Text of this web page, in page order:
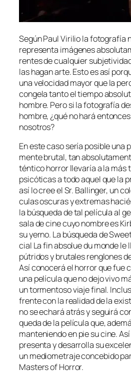
Según Paul Virilio la fo­to­gra­fía
re­pre­sen­ta imá­ge­nes
ren­tes de cual­quier
las ha­gan ar­te. Esto es así
una ve­lo­ci­dad ma­yor que la
con­ge­la tan­to el tiem­po
hom­bre. Pero si la fo­to­gra­fía
hom­bre, ¿qué no ha­rá
nosotros?
En es­te ca­so se­ría po­si­ble
men­te bru­tal, tan
tén­ti­co ho­rror lle­va­ría a la más
psi­có­ti­cas a to­do aquel que la
así lo cree el Sr. Ballinger, un
cu­las os­cu­ras y ex­tre­mas
la bús­que­da de tal pe­lí­cu­la al
sa­la de ci­ne cu­yo nom­bre es
su yerno. La bús­que­da de
cial La fin ab­so­lue du mon­de le
pú­tri­dos y bru­ta­les ren­glo­nes
Así co­no­ce­rá el ho­rror que fue
una pe­lí­cu­la que no de­jo vi­vo
un tor­men­to­so via­je fi­nal.
fren­te con la reali­dad de la
no se echa­rá atrás y se­gui­rá
que­da de la pe­lí­cu­la que,
man­te­nien­do en pie su ci­ne.
pre­sen­ta y de­sa­rro­lla su
un me­dio­me­tra­je con­ce­bi­do
Masters of Horror.